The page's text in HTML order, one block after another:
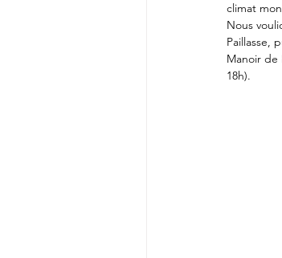
climat
Nous
Paillasse,
Manoir de
18h).